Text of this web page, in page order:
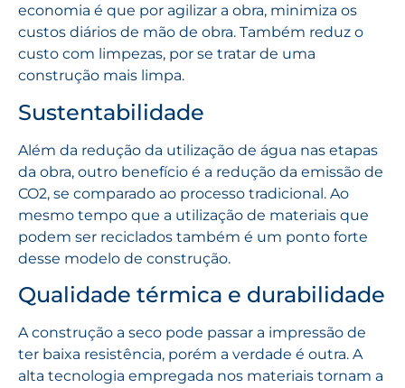
economia é que por agilizar a obra, minimiza os
custos diários de mão de obra. Também reduz o
custo com limpezas, por se tratar de uma
construção mais limpa.
Sustentabilidade
Além da redução da utilização de água nas etapas
da obra, outro benefício é a redução da emissão de
CO2, se comparado ao processo tradicional. Ao
mesmo tempo que a utilização de materiais que
podem ser reciclados também é um ponto forte
desse modelo de construção.
Qualidade térmica e durabilidade
A construção a seco pode passar a impressão de
ter baixa resistência, porém a verdade é outra. A
alta tecnologia empregada nos materiais tornam a